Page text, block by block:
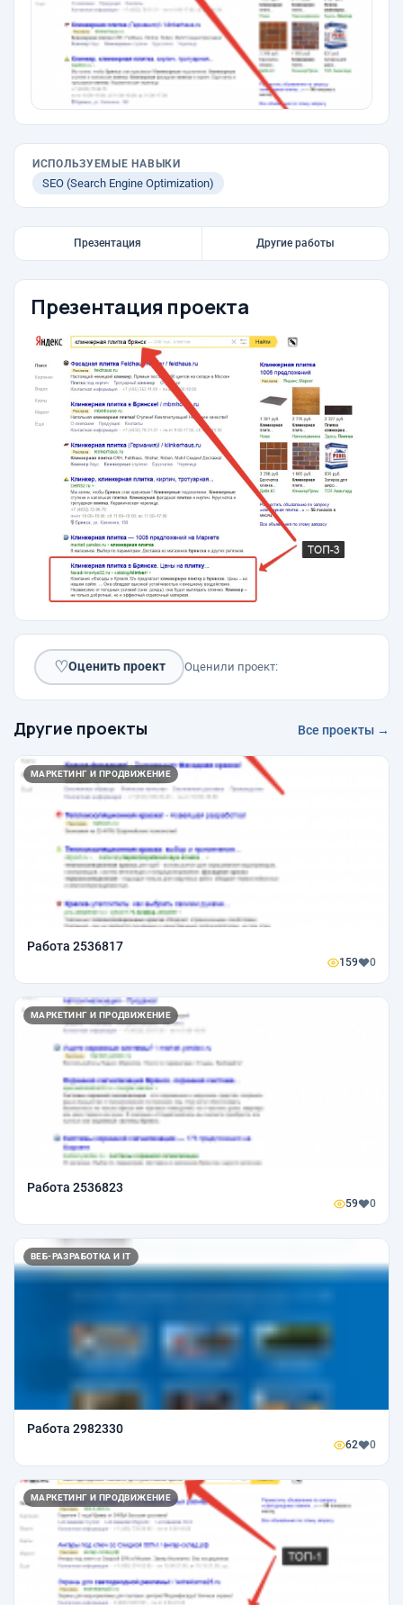
ИСПОЛЬЗУЕМЫЕ НАВЫКИ
SEO (Search Engine Optimization)
Презентация Другие работы
Презентация проекта
♡Оценить проект Оценили проект:
Другие проекты Все проекты →
МАРКЕТИНГ И ПРОДВИЖЕНИЕ
Работа 2536817
159 0
МАРКЕТИНГ И ПРОДВИЖЕНИЕ
Работа 2536823
59 0
ВЕБ-РАЗРАБОТКА И IT
Работа 2982330
62 0
МАРКЕТИНГ И ПРОДВИЖЕНИЕ